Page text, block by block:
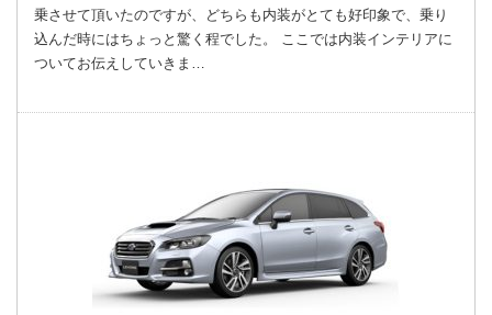
乗させて頂いたのですが、どちらも内装がとても好印象で、乗り
込んだ時にはちょっと驚く程でした。 ここでは内装インテリアに
ついてお伝えしていきま…